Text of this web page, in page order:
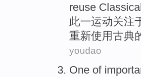
reuse
此一运动关注
重新使用古典
youdao
One of